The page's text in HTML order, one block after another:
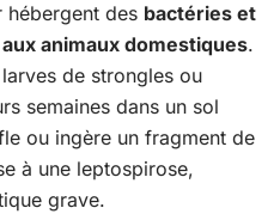
hébergent des bactéries et
animaux domestiques.
de strongles ou
semaines dans un sol
ou ingère un fragment de
à une leptospirose,
grave.